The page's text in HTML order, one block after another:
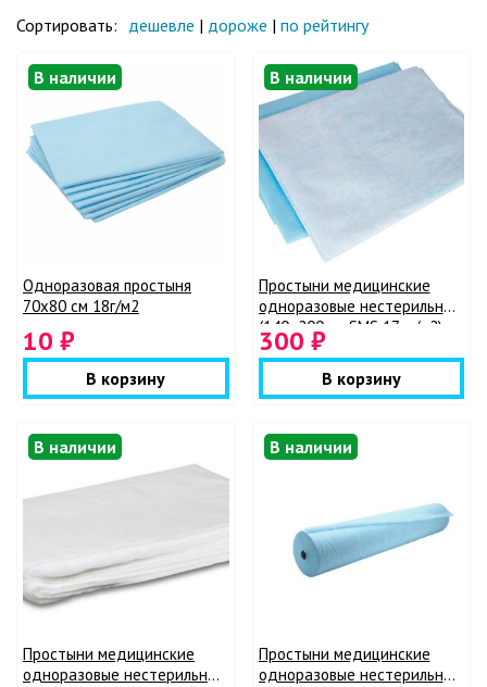
Сортировать: дешевле | дороже | по рейтингу
В наличии
Одноразовая простыня
70x80 см 18г/м2
10 ₽
В корзину
В наличии
Простыни медицинские
одноразовые нестерильные
(140х200см, SMS 17гр/м2)
300 ₽
В корзину
В наличии
Простыни медицинские
одноразовые нестерильные
В наличии
Простыни медицинские
одноразовые нестерильные